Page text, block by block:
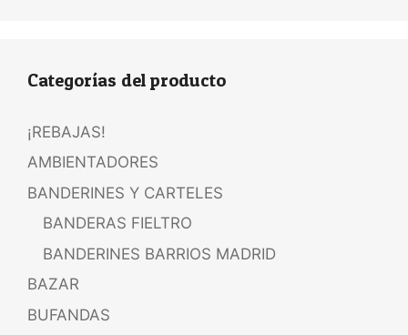
Categorías del producto
¡REBAJAS!
AMBIENTADORES
BANDERINES Y CARTELES
BANDERAS FIELTRO
BANDERINES BARRIOS MADRID
BAZAR
BUFANDAS